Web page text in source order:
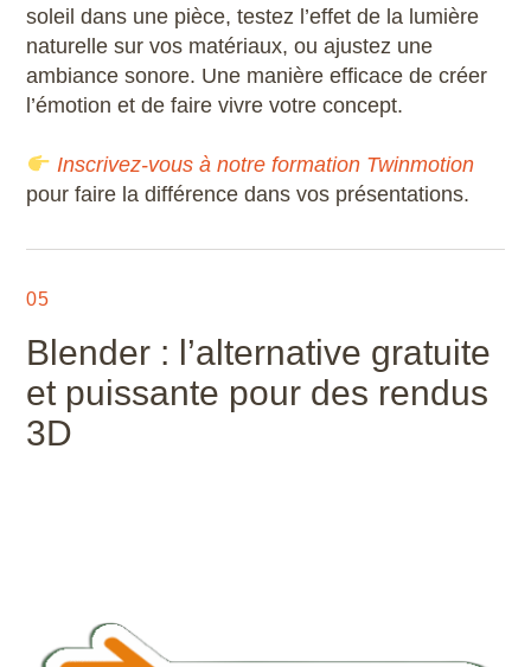
soleil dans une pièce, testez l’effet de la lumière
naturelle sur vos matériaux, ou ajustez une
ambiance sonore. Une manière efficace de créer
l’émotion et de faire vivre votre concept.
Inscrivez-vous à notre formation Twinmotion
pour faire la différence dans vos présentations.
05
Blender : l’alternative gratuite
et puissante pour des rendus
3D